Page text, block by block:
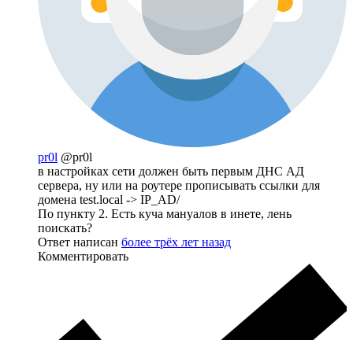
pr0l @pr0l
в настройках сети должен быть первым ДНС АД
сервера, ну или на роутере прописывать ссылки для
домена test.local -> IP_AD/
По пункту 2. Есть куча мануалов в инете, лень
поискать?
Ответ написан более трёх лет назад
Комментировать